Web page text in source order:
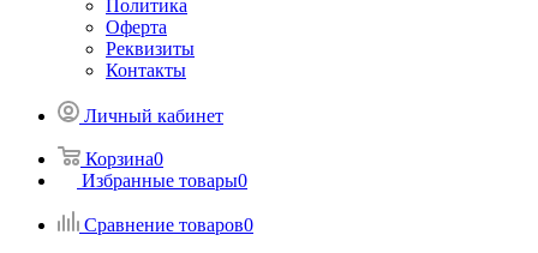
Политика
Оферта
Реквизиты
Контакты
Личный кабинет
Корзина0
Избранные товары0
Сравнение товаров0